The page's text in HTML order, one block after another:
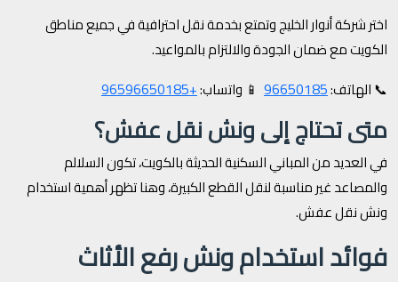
اختر شركة أنوار الخليج وتمتع بخدمة نقل احترافية في جميع مناطق
الكويت مع ضمان الجودة والالتزام بالمواعيد.
📞 الهاتف:96650185 📱 واتساب:+96596650185
متى تحتاج إلى ونش نقل عفش؟
في العديد من المباني السكنية الحديثة بالكويت، تكون السلالم
والمصاعد غير مناسبة لنقل القطع الكبيرة، وهنا تظهر أهمية استخدام
ونش نقل عفش.
فوائد استخدام ونش رفع الأثاث